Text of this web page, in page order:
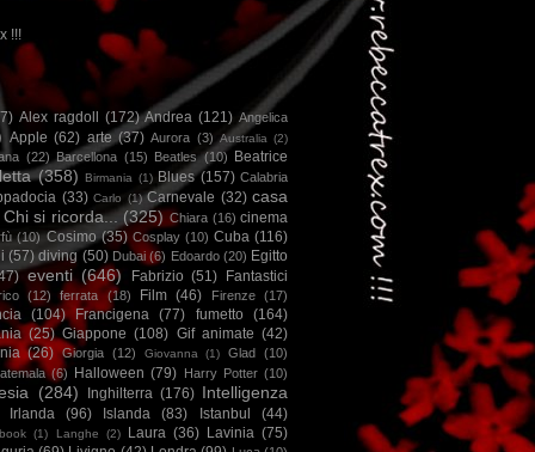
!!!
Alex ragdoll (172) Andrea (121) Angelica
Apple (62) arte (37) Aurora (3) Australia (2)
(22) Barcellona (15) Beatles (10) Beatrice
(358) Birmania (1) Blues (157) Calabria
(33) Carlo (1) Carnevale (32) casa
Chi si ricorda... (325) Chiara (16) cinema
(10) Cosimo (35) Cosplay (10) Cuba (116)
(57) diving (50) Dubai (6) Edoardo (20) Egitto
eventi (646) Fabrizio (51) Fantastici
(12) ferrata (18) Film (46) Firenze (17)
(104) Francigena (77) fumetto
(164)
(25) Giappone (108) Gif animate (42)
(26) Giorgia (12) Giovanna (1) Glad (10)
(6) Halloween (79) Harry Potter (10)
(284) Inghilterra (176) Intelligenza
Irlanda (96) Islanda (83) Istanbul (44)
(1) Langhe (2) Laura (36) Lavinia (75)